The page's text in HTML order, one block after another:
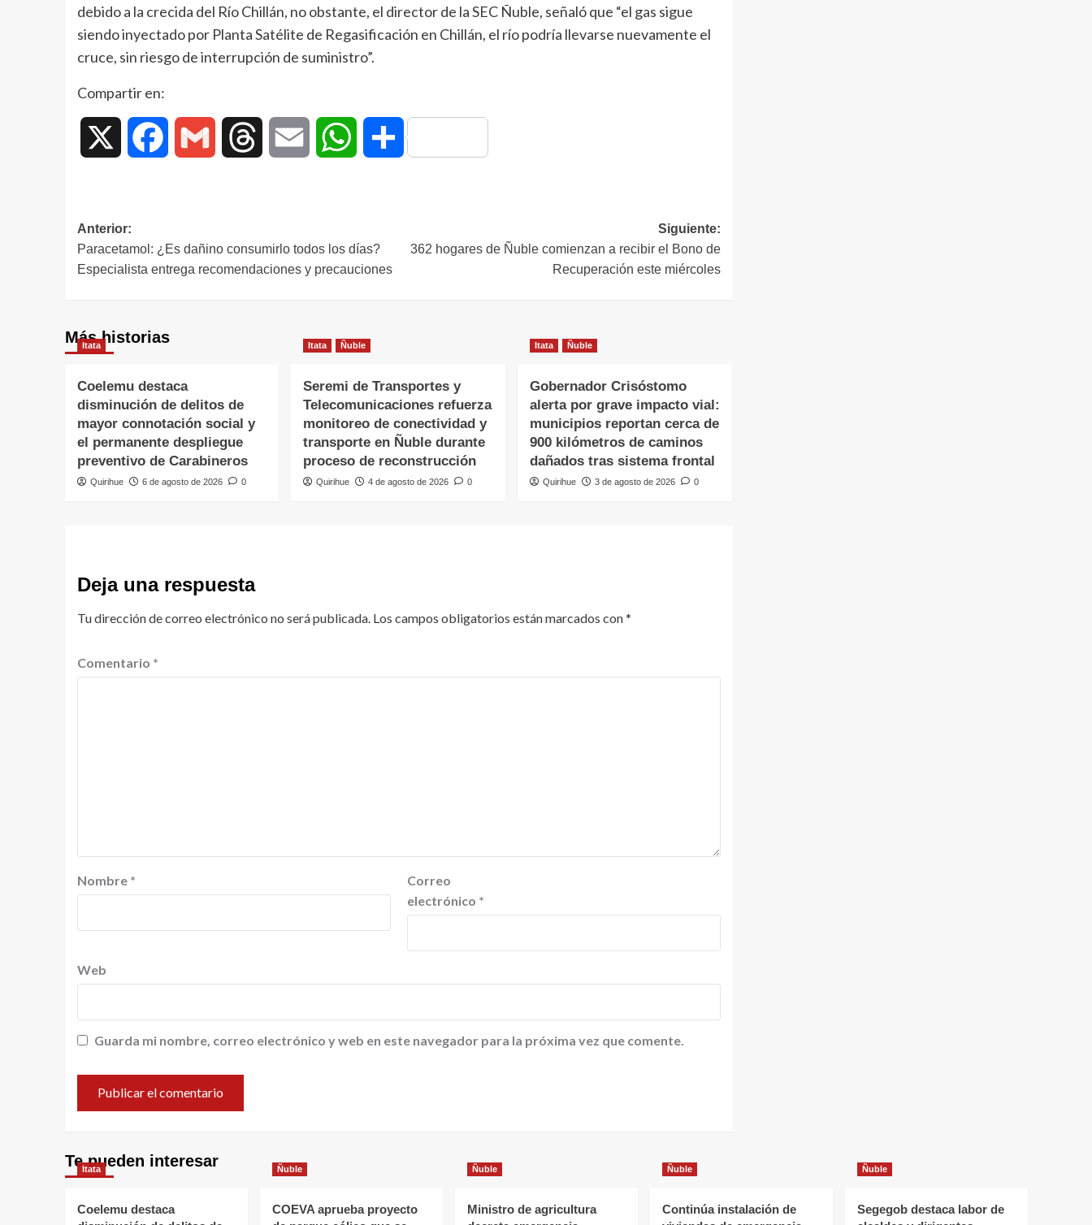
debido a la crecida del Río Chillán, no obstante, el director de la SEC Ñuble, señaló que “el gas sigue
siendo inyectado por Planta Satélite de Regasificación en Chillán, el río podría llevarse nuevamente el
cruce, sin riesgo de interrupción de suministro”.
Compartir en:
Facebook Gmail Threads Email WhatsAppCompartir
Anterior:
Paracetamol: ¿Es dañino consumirlo todos los días?
Especialista entrega recomendaciones y precauciones
Siguiente:
362 hogares de Ñuble comienzan a recibir el Bono de
Recuperación este miércoles
Más historias
Itata
Coelemu destaca
disminución de delitos de
mayor connotación social y
el permanente despliegue
preventivo de Carabineros
Quirihue 6 de agosto de 2026 0
Itata Ñuble
Seremi de Transportes y
Telecomunicaciones refuerza
monitoreo de conectividad y
transporte en Ñuble durante
proceso de reconstrucción
Quirihue 4 de agosto de 2026 0
Itata Ñuble
Gobernador Crisóstomo
alerta por grave impacto vial:
municipios reportan cerca de
900 kilómetros de caminos
dañados tras sistema frontal
Quirihue 3 de agosto de 2026 0
Deja una respuesta
Tu dirección de correo electrónico no será publicada. Los campos obligatorios están marcados con*
Comentario *
Nombre *
Correo
electrónico *
Web
Guarda mi nombre, correo electrónico y web en este navegador para la próxima vez que comente.
Te pueden interesar
Itata
Coelemu destaca
Ñuble
COEVA aprueba proyecto
Ñuble
Ministro de agricultura
Ñuble
Continúa instalación de
Ñuble
Segegob destaca labor de